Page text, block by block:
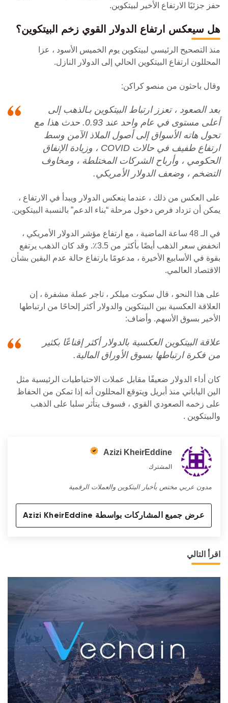
حفز جزئيًا الارتفاع الأخير لبيتكوين.
هل سيعكس ارتفاع الدولار القوي زخم البيتكوين؟
منذ التصحيح الرئيسي لبيتكوين يوم الخميس الأسود ، عزا
المحللون ارتفاع البيتكوين الحالي إلى الدولار النازل.
وقال باحثون من منصو كراكن:
بعد الصعود ، تعزز ارتباط البيتكوين بـالذهب إلى
أعلى مستوى في عام واحد عند 0.93. حدث هذا مع
تحول هاته الأسواق إلى أصول الملاذ الآمن وسط
ارتفاع طفيف في حالات COVID ، وزيادة الإنفاق
الحكومي ، وأرباح الشركات المختلطة ، ومخاوف
التضخم ، وضعف الدولار الأمريكي.
على العكس من ذلك ، عندما ينعكس الدولار ويبدأ في الارتفاع ،
يمكن أن تزداد فرص دخول مرحلة “بناء الدعم” بالنسبة البيتكوين.
في الـ 48 ساعة الماضية ، مع ارتفاع مؤشر الدولار الأمريكي ،
انخفض سعر الذهب أيضًا بأكثر من 3.5٪. وقد كان الذهب يرتفع
بقوة في الأسابيع الأخيرة ، مدعومًا بارتفاع حالة عدم اليقين بشأن
الاقتصاد العالمي.
على هذا النحو ، قال سكوت ميلكر ، تاجر عملة مشفرة ، إن
العلاقة العكسية بين البيتكوين والدولار أكثر إلحاحًا من ارتباطها
الأخير بسوق الأسهم. وأضاف:
علاقة البيتكوين العكسية بالدولار أكثر إقناعًا بكثير
من فكرة ارتباطها بسوق الأوراق المالية.
كان أداء الدولار ضعيفًا مقابل عملات الاحتياطيات الرئيسية مثل
الين الياباني منذ أبريل ويتوقع المحللون أنه إذا تمكن من الحفاظ
على زخمه الصعودي القوي ، فسوف يتأثر سلبا على الذهب
والبيتكوين .
Azizi KheirEddine
المشترك
مدون عربي مختص بأخبار البتكوين والعملات الرقمية
عرض جميع المشاركات بواسطة Azizi KheirEddine
اقرأ التالي